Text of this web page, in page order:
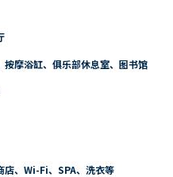
摩浴缸、俱乐部休息室、图书馆
店、Wi-Fi、SPA、洗衣等